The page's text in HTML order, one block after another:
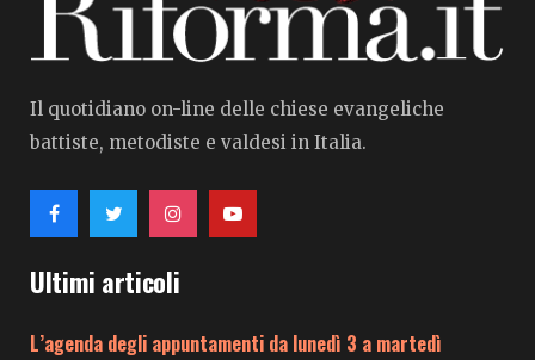
Il quotidiano on-line delle chiese evangeliche
battiste, metodiste e valdesi in Italia.
Ultimi articoli
L’agenda degli appuntamenti da lunedì 3 a martedì